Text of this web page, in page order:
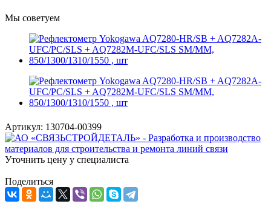
Мы советуем
Артикул: 130704-00399
Уточнить цену у специалиста
Поделиться